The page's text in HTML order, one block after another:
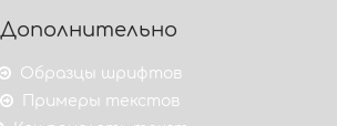
Дополнительно
Образцы шрифтов
Примеры текстов